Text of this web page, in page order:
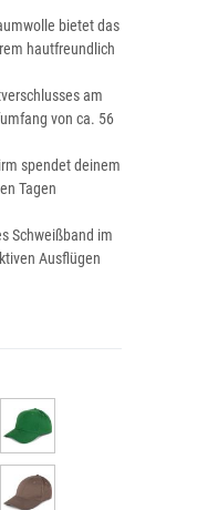
bietet das
hautfreundlich
am
von ca. 56
spendet deinem
Tagen
Schweißband im
Ausflügen